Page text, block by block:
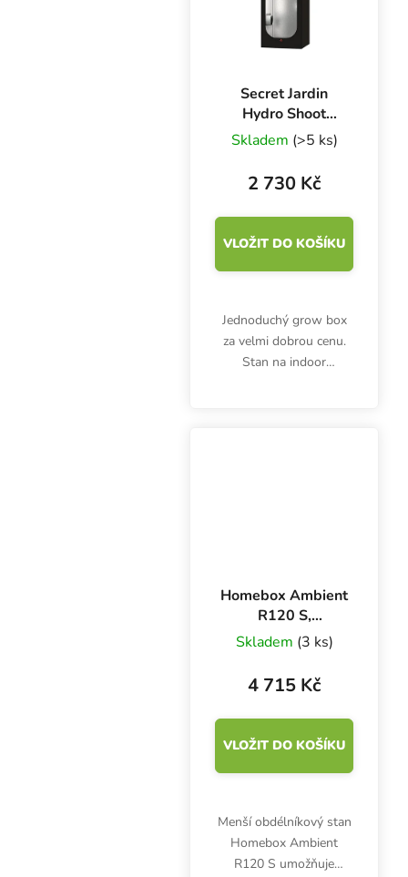
Secret Jardin
Hydro Shoot
80x80x180 cm,
HS80 R2.0
Skladem (>5 ks)
2 730 Kč
VLOŽIT DO KOŠÍKU
Jednoduchý grow box
za velmi dobrou cenu.
Stan na indoor
Homebox Ambient
R120 S,
120x60x180 cm
Skladem (3 ks)
4 715 Kč
VLOŽIT DO KOŠÍKU
Menší obdélníkový stan
Homebox Ambient
R120 S umožňuje